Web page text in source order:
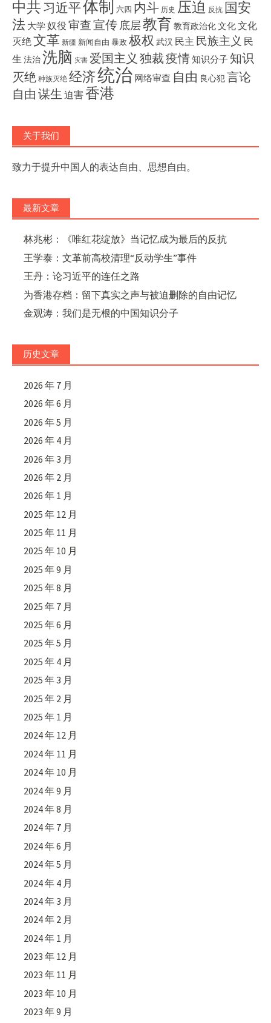
中共习近平体制 六四 内斗 历史 压迫 反抗 国安
法 大学 奴役 审查宣传底层教育 教育政治化文化文化
灭绝文革 新疆 新闻自由 暴政 极权 武汉 民主 民族主义 民
生 法治洗脑 灾害 爱国主义 独裁疫情知识分子 知识
灭绝 种族灭绝 经济统治 网络审查 自由 良心犯言论
自由 谋生 迫害香港
关于我们
致力于提升中国人的表达自由、思想自由。
最新文章
林兆彬：《唯红花绽放》当记忆成为最后的反抗
王学泰：文革前高校清理“反动学生”事件
王丹：论习近平的连任之路
为香港存档：留下真实之声与被迫删除的自由记忆
金观涛：我们是无根的中国知识分子
历史文章
2026 年 7 月
2026 年 6 月
2026 年 5 月
2026 年 4 月
2026 年 3 月
2026 年 2 月
2026 年 1 月
2025 年 12 月
2025 年 11 月
2025 年 10 月
2025 年 9 月
2025 年 8 月
2025 年 7 月
2025 年 6 月
2025 年 5 月
2025 年 4 月
2025 年 3 月
2025 年 2 月
2025 年 1 月
2024 年 12 月
2024 年 11 月
2024 年 10 月
2024 年 9 月
2024 年 8 月
2024 年 7 月
2024 年 6 月
2024 年 5 月
2024 年 4 月
2024 年 3 月
2024 年 2 月
2024 年 1 月
2023 年 12 月
2023 年 11 月
2023 年 10 月
2023 年 9 月